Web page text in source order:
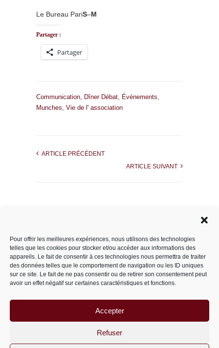
Pour offrir les meilleures expériences, nous utilisons des technologies
telles que les cookies pour stocker et/ou accéder aux informations des
appareils. Le fait de consentir à ces technologies nous permettra de traiter
des données telles que le comportement de navigation ou les ID uniques
sur ce site. Le fait de ne pas consentir ou de retirer son consentement peut
avoir un effet négatif sur certaines caractéristiques et fonctions.
Accepter
Refuser
Le Bureau PariS–M
Partager :
Partager
Communication, Dîner Débat, Évènements,
Munches, Vie de l' association
ARTICLE PRÉCÉDENT
ARTICLE SUIVANT
Catégories